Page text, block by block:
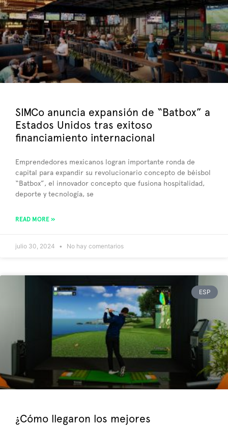
SIMCo anuncia expansión de “Batbox” a
Estados Unidos tras exitoso
financiamiento internacional
Emprendedores mexicanos logran importante ronda de
capital para expandir su revolucionario concepto de béisbol
“Batbox”, el innovador concepto que fusiona hospitalidad,
deporte y tecnología, se
READ MORE »
julio 30, 2024 No hay comentarios
ESP
¿Cómo llegaron los mejores